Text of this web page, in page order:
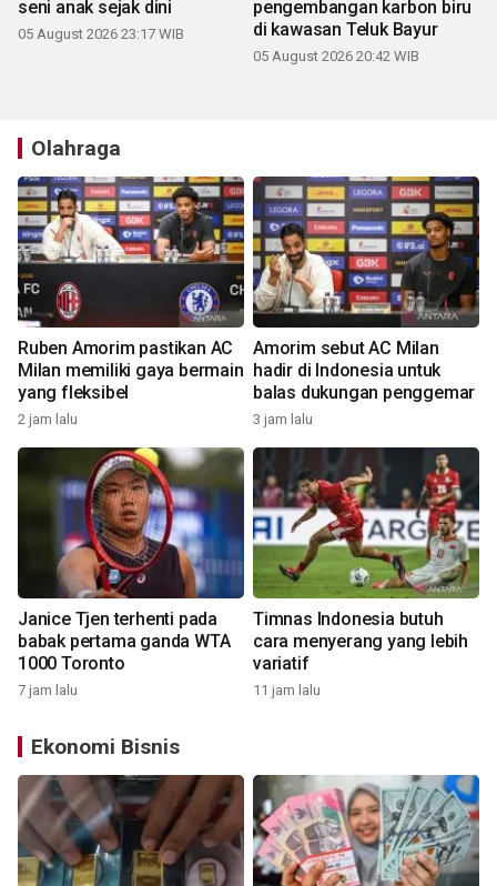
seni anak sejak dini
05 August 2026 23:17 WIB
pengembangan karbon biru
di kawasan Teluk Bayur
05 August 2026 20:42 WIB
Olahraga
Ruben Amorim pastikan AC
Milan memiliki gaya bermain
yang fleksibel
2 jam lalu
Amorim sebut AC Milan
hadir di Indonesia untuk
balas dukungan penggemar
3 jam lalu
Janice Tjen terhenti pada
babak pertama ganda WTA
1000 Toronto
7 jam lalu
Timnas Indonesia butuh
cara menyerang yang lebih
variatif
11 jam lalu
Ekonomi Bisnis